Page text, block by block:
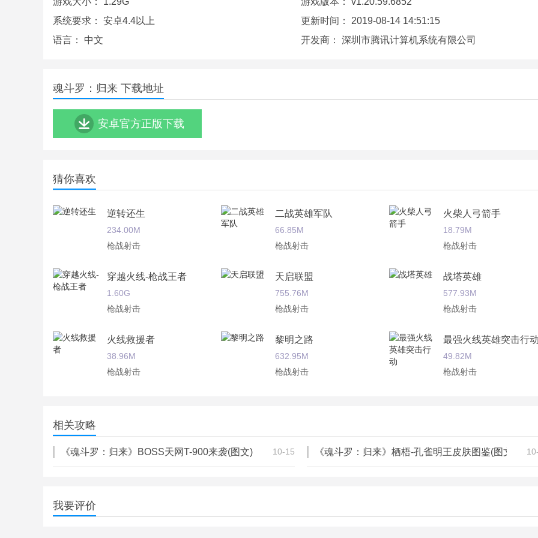
1.54人大型多人竞技模式，6人一组，自由分配队伍，带上你的小队一起去奋战；
2.全新地图上线，星际突围的诸多改观丰富你的视觉体验，为玩家提供紧张刺激的射击感受；
3.丰富多样的角色，每一位人物都有各自的技能以及传记，收集党切莫错过；
魂斗罗：归来游戏评测：
作为几代人的童年，魂斗罗几乎是每一位射击爱好者的必经之路，曾经我们叫上伙伴拿起手柄进行一场刺激的魂斗
系统要求： 安卓4.4以上 更新时间： 2019-08-14 14:51:15
语言： 中文 开发商： 深圳市腾讯计算机系统有限公司
魂斗罗：归来 下载地址
安卓官方正版下载
猜你喜欢
逆转还生
234.00M
枪战射击
二战英雄军队
66.85M
枪战射击
火柴人弓箭手
18.79M
枪战射击
穿越火线-枪战王者
1.60G
枪战射击
天启联盟
755.76M
枪战射击
战塔英雄
577.93M
枪战射击
火线救援者
38.96M
枪战射击
黎明之路
632.95M
枪战射击
最强火线英雄突击行动
49.82M
枪战射击
枪战射击
枪战射击
枪战射击
相关攻略
《魂斗罗：归来》BOSS天网T-900来袭(图文) 10-15 《魂斗罗：归来》栖梧-孔雀明王皮肤图鉴(图文)
我要评价